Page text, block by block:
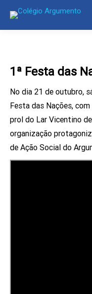
1ª Festa das
No dia 21 de outubro,
Festa das Nações,
prol do Lar Vicentino
organização
de Ação Social do